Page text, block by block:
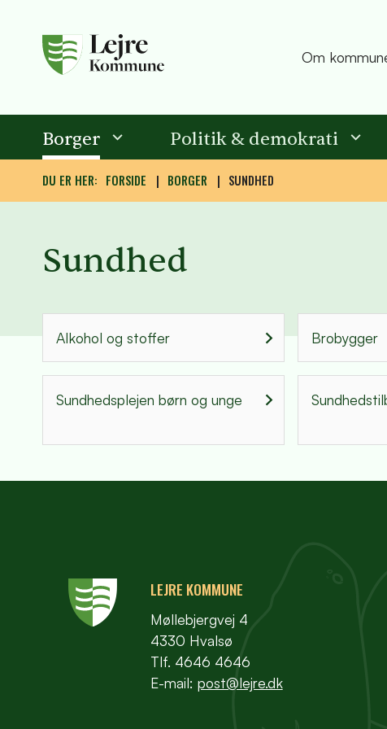
Om
Borger Politik & demokrati
DU ER HER: FORSIDE BORGER SUNDHED
Sundhed
Alkohol og stoffer Brobygger
Sundhedsplejen børn og unge
LEJRE KOMMUNE
Møllebjergvej 4
4330 Hvalsø
Tlf. 4646 4646
E-mail: post@lejre.dk